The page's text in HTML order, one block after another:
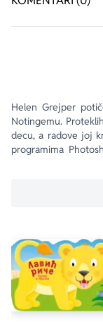
Helen Grejper
Notingemu.
decu, a radove joj
programima